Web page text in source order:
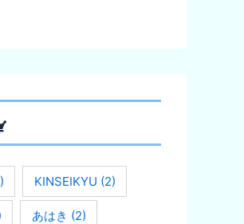
KINSEIKYU (2)
あはき (2)